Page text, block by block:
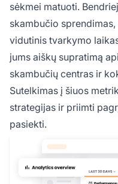
sėkmei matuoti.
skambučio
vidutinis tvarkymo
jums aiškų supratimą
skambučių centras ir
Sutelkimas į šiuos
strategijas ir priimti
pasiekti.